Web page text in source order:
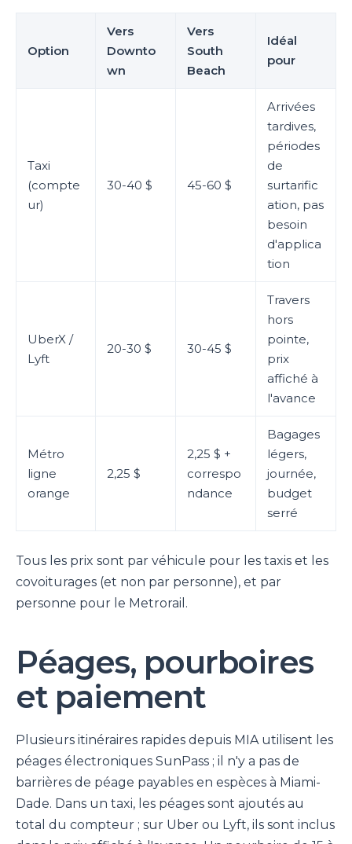
Option
Vers
Downto
wn
Vers
South
Beach
Idéal
pour
Taxi
(compte
ur)
30-40 $ 45-60 $
Arrivées
tardives,
périodes
de
surtarific
ation, pas
besoin
d'applica
tion
UberX /
Lyft
20-30 $ 30-45 $
Travers
hors
pointe,
prix
affiché à
l'avance
Métro
ligne
orange
2,25 $
2,25 $ +
correspo
ndance
Bagages
légers,
journée,
budget
serré
Tous les prix sont par véhicule pour les taxis et les
covoiturages (et non par personne), et par
personne pour le Metrorail.
Péages, pourboires
et paiement
Plusieurs itinéraires rapides depuis MIA utilisent les
péages électroniques SunPass ; il n'y a pas de
barrières de péage payables en espèces à Miami-
Dade. Dans un taxi, les péages sont ajoutés au
total du compteur ; sur Uber ou Lyft, ils sont inclus